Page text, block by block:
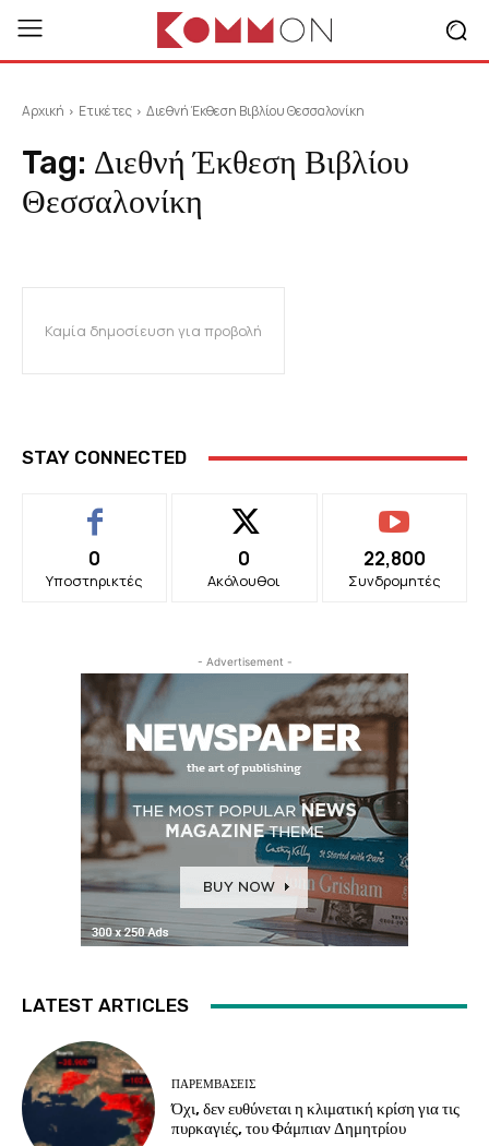
Αρχική Ετικέτες Διεθνή Έκθεση Βιβλίου Θεσσαλονίκη
Tag: Διεθνή Έκθεση Βιβλίου
Θεσσαλονίκη
Καμία δημοσίευση για προβολή
STAY CONNECTED
0
Υποστηρικτές
0
Ακόλουθοι
22,800
Συνδρομητές
- Advertisement -
LATEST ARTICLES
ΠΑΡΕΜΒΑΣΕΙΣ
Όχι, δεν ευθύνεται η κλιματική κρίση για τις
πυρκαγιές, του Φάμπιαν Δημητρίου